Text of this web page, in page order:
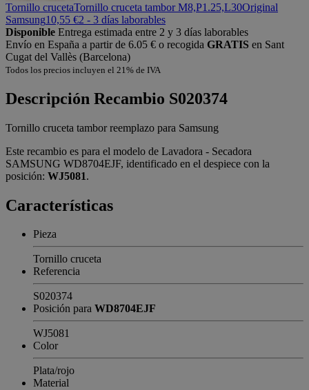
Tornillo crucetaTornillo cruceta tambor M8,P1.25,L30Original
Samsung10,55 €2 - 3 días laborables
Disponible Entrega estimada entre 2 y 3 días laborables
Envío en España a partir de 6.05 € o recogida GRATIS en Sant
Cugat del Vallès (Barcelona)
Todos los precios incluyen el 21% de IVA
Descripción Recambio S020374
Tornillo cruceta tambor reemplazo para Samsung
Este recambio es para el modelo de Lavadora - Secadora
SAMSUNG WD8704EJF, identificado en el despiece con la
posición: WJ5081.
Características
Pieza
Tornillo cruceta
Referencia
S020374
Posición para WD8704EJF
WJ5081
Color
Plata/rojo
Material